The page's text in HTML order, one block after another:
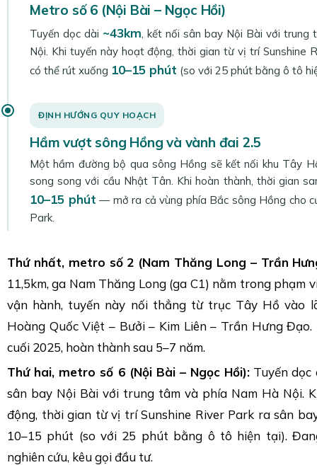
Metro số 6 (Nội Bài – Ngọc Hồi)
Tuyến dọc dài ~43km , kết nối sân bay Nội Bài với
Nội. Khi tuyến này hoạt động, thời gian từ vị trí Sunshine
có thể rút xuống 10–15 phút (so với 25 phút bằng ô tô
ĐỊNH HƯỚNG QUY HOẠCH
Hầm vượt sông Hồng và vành đai 2.5
Một hầm đường bộ qua sông Hồng sẽ kết nối khu Tây
song song với cầu Nhật Tân. Khi hoàn thành, thời gian
10–15 phút — mở ra cả vùng phía Bắc sông Hồng cho
Park.
Thứ nhất, metro số 2 (Nam Thăng Long – Trần
11,5km, ga Nam Thăng Long (ga C1) nằm trong phạm
vận hành, tuyến này nối thẳng từ trục Tây Hồ vào
Hoàng Quốc Việt – Bưởi – Kim Liên – Trần Hưng
cuối 2025, hoàn thành sau 5–7 năm.
Thứ hai, metro số 6 (Nội Bài – Ngọc Hồi): Tuyến dọc
sân bay Nội Bài với trung tâm và phía Nam Hà Nội.
động, thời gian từ vị trí Sunshine River Park ra sân
10–15 phút (so với 25 phút bằng ô tô hiện tại).
nghiên cứu, kêu gọi đầu tư.